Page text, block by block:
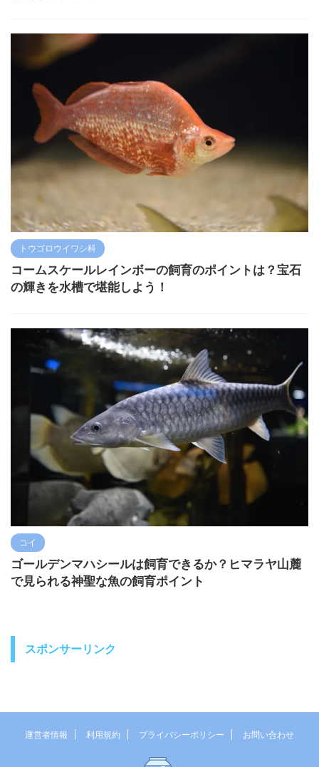
トウゴロウイワシ科
コームスケールレインボーの飼育のポイントは？宝石
の輝きを水槽で堪能しよう！
コイ
ゴールデンマハシールは飼育できるか？ヒマラヤ山麓
で見られる神聖な魚の飼育ポイント
スポンサーリンク
運営者情報 利用規約 プライバシーポリシー お問い合わせ